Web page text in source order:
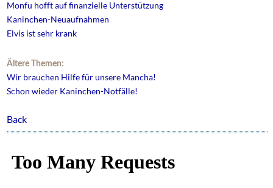
Monfu hofft auf finanzielle Unterstützung
Kaninchen-Neuaufnahmen
Elvis ist sehr krank
Ältere Themen:
Wir brauchen Hilfe für unsere Mancha!
Schon wieder Kaninchen-Notfälle!
Back